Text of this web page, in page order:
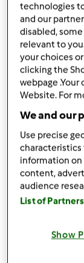
3ovo,s
casca de 1
amarela)
nozes e
technologies
and our
disabled,
relevant to
your choices
clicking the
webpage
Website. For
We and our
Use precise
characteristics
information on
content,
audience
List of
Show